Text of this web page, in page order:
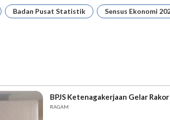
Badan Pusat Statistik Sensus Ekonomi
BPJS Ketenagakerjaan Gelar
RAGAM